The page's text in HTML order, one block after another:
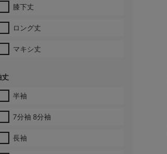
膝下丈
ロング丈
マキシ丈
丈
半袖
7分袖 8分袖
長袖